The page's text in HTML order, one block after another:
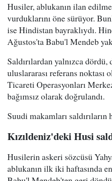
Husiler, ablukanın ilan
vurduklarını öne sürüyor.
ise Hindistan bayraklıydı.
Ağustos'ta Babu'l Mendeb
Saldırılardan yalnızca
uluslararası referans
Ticareti Operasyonları
bağımsız olarak doğrulandı.
Suudi makamları
Kızıldeniz'deki Husi
Husilerin askeri sözcüsü
ablukanın ilk iki haftasında